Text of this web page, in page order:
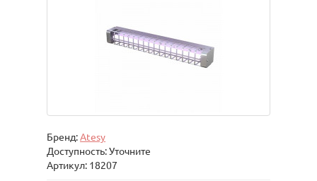
Бренд:Atesy
Доступность: Уточните
Артикул: 18207